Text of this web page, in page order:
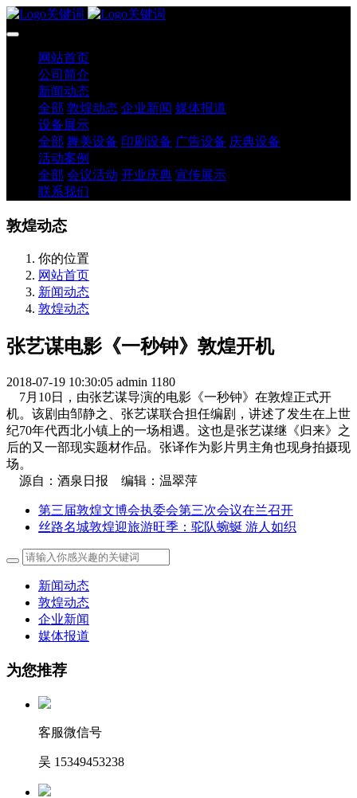
网站首页
公司简介
新闻动态
全部 敦煌动态 企业新闻 媒体报道
设备展示
全部 舞美设备 印刷设备 广告设备 庆典设备
活动案例
全部 会议活动 开业庆典 宣传展示
联系我们
敦煌动态
你的位置
网站首页
新闻动态
敦煌动态
张艺谋电影《一秒钟》敦煌开机
2018-07-19 10:30:05 admin 1180
7月10日，由张艺谋导演的电影《一秒钟》在敦煌正式开
机。该剧由邹静之、张艺谋联合担任编剧，讲述了发生在上世
纪70年代西北小镇上的一场相遇。这也是张艺谋继《归来》之
后的又一部现实题材作品。张译作为影片男主角也现身拍摄现
场。
源自：酒泉日报 编辑：温翠萍
第三届敦煌文博会执委会第三次会议在兰召开
丝路名城敦煌迎旅游旺季：驼队蜿蜒 游人如织
新闻动态
敦煌动态
企业新闻
媒体报道
为您推荐
客服微信号
吴 15349453238